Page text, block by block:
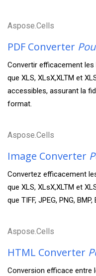
Aspose.Cells
PDF Converter
Convertir efficacement
que XLS, XLsX,XLTM et
accessibles, assurant la
format.
Aspose.Cells
Image Converter
Convertez efficacement
que XLS, XLsX,XLTM et
que TIFF, JPEG, PNG, BMP,
Aspose.Cells
HTML Converter
Conversion efficace entre